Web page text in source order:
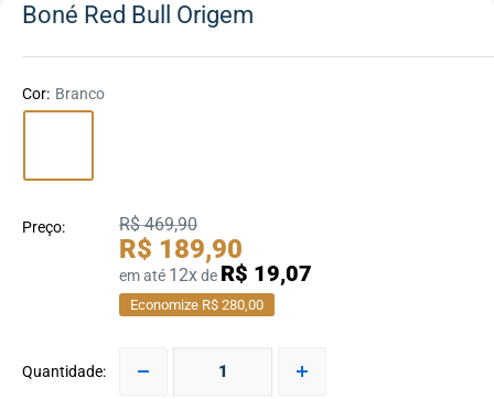
Boné Red Bull Origem
Cor: Branco
Preço: R$ 469,90
R$ 189,90
em até 12xde R$ 19,07
Economize R$ 280,00
Quantidade: